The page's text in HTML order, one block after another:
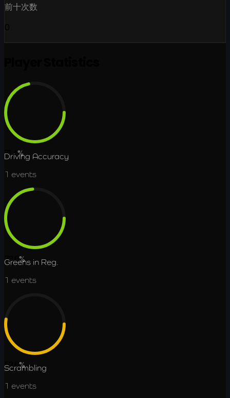
前十次数
71.4%
Driving Accuracy
1 events
73.6%
Greens in Reg.
1 events
52.6%
Scrambling
1 events